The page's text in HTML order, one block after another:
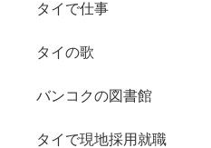
タイで仕事
タイの歌
バンコクの図書館
タイで現地採用就職